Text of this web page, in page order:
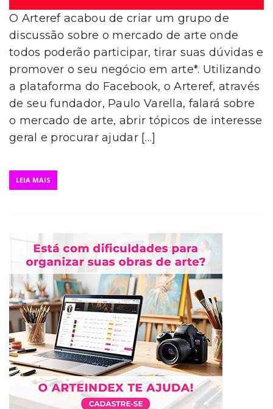
O Arteref acabou de criar um grupo de
discussão sobre o mercado de arte onde
todos poderão participar, tirar suas dúvidas e
promover o seu negócio em arte*. Utilizando
a plataforma do Facebook, o Arteref, através
de seu fundador, Paulo Varella, falará sobre
o mercado de arte, abrir tópicos de interesse
geral e procurar ajudar […]
LEIA MAIS